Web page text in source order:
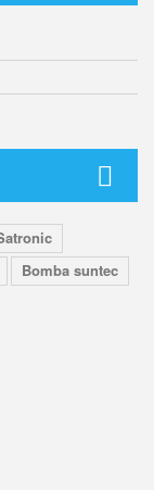
Bomba suntec